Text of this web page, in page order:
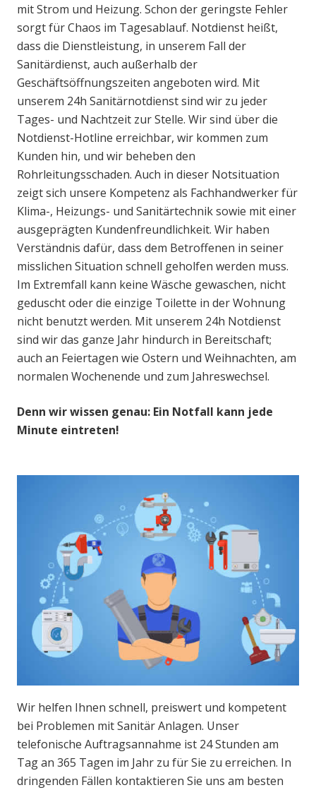
mit Strom und Heizung. Schon der geringste Fehler
sorgt für Chaos im Tagesablauf. Notdienst heißt,
dass die Dienstleistung, in unserem Fall der
Sanitärdienst, auch außerhalb der
Geschäftsöffnungszeiten angeboten wird. Mit
unserem 24h Sanitärnotdienst sind wir zu jeder
Tages- und Nachtzeit zur Stelle. Wir sind über die
Notdienst-Hotline erreichbar, wir kommen zum
Kunden hin, und wir beheben den
Rohrleitungsschaden. Auch in dieser Notsituation
zeigt sich unsere Kompetenz als Fachhandwerker für
Klima-, Heizungs- und Sanitärtechnik sowie mit einer
ausgeprägten Kundenfreundlichkeit. Wir haben
Verständnis dafür, dass dem Betroffenen in seiner
misslichen Situation schnell geholfen werden muss.
Im Extremfall kann keine Wäsche gewaschen, nicht
geduscht oder die einzige Toilette in der Wohnung
nicht benutzt werden. Mit unserem 24h Notdienst
sind wir das ganze Jahr hindurch in Bereitschaft;
auch an Feiertagen wie Ostern und Weihnachten, am
normalen Wochenende und zum Jahreswechsel.
Denn wir wissen genau: Ein Notfall kann jede
Minute eintreten!
Wir helfen Ihnen schnell, preiswert und kompetent
bei Problemen mit Sanitär Anlagen. Unser
telefonische Auftragsannahme ist 24 Stunden am
Tag an 365 Tagen im Jahr zu für Sie zu erreichen. In
dringenden Fällen kontaktieren Sie uns am besten